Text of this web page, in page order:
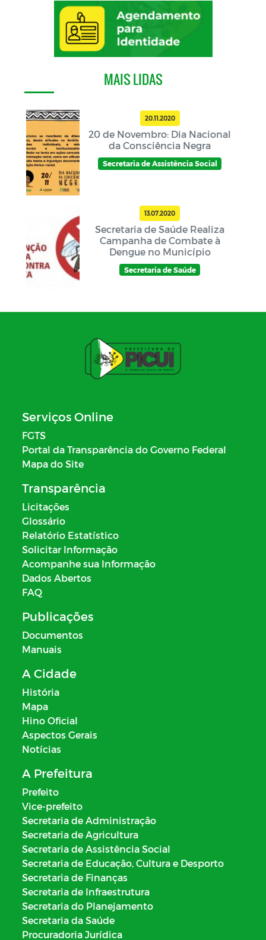
MAIS LIDAS
20.11.2020
20 de Novembro: Dia Nacional
da Consciência Negra
Secretaria de Assistência Social
13.07.2020
Secretaria de Saúde Realiza
Campanha de Combate à
Dengue no Município
Secretaria de Saúde
Serviços Online
FGTS
Portal da Transparência do Governo Federal
Mapa do Site
Transparência
Licitações
Glossário
Relatório Estatístico
Solicitar Informação
Acompanhe sua Informação
Dados Abertos
FAQ
Publicações
Documentos
Manuais
A Cidade
História
Mapa
Hino Oficial
Aspectos Gerais
Notícias
A Prefeitura
Prefeito
Vice-prefeito
Secretaria de Administração
Secretaria de Agricultura
Secretaria de Assistência Social
Secretaria de Educação, Cultura e Desporto
Secretaria de Finanças
Secretaria de Infraestrutura
Secretaria do Planejamento
Secretaria da Saúde
Procuradoria Jurídica